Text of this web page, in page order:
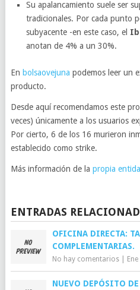
Su apalancamiento suele ser
tradicionales. Por cada punto
subyacente -en este caso, el
anotan de 4% a un 30%.
En bolsaovejuna podemos leer un
producto.
Desde aquí recomendamos este
veces) únicamente a los usuarios
Por cierto, 6 de los 16 murieron
establecido como strike.
Más información de la propia
ENTRADAS
OFICINA DIRECTA:
COMPLEMENTARIAS.
No hay comentarios|
NUEVO DEPÓSITO